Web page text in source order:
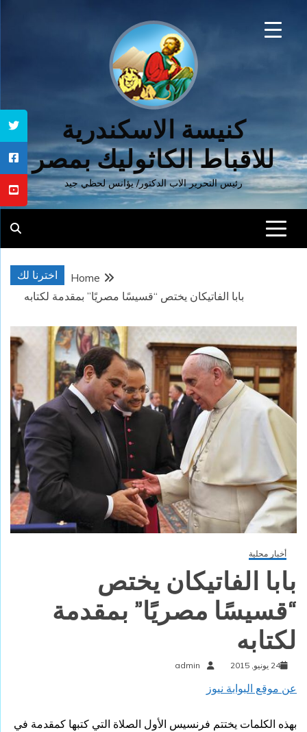
كنيسة الاسكندرية
للاقباط الكاثوليك بمصر
رئيس التحرير الاب الدكتور/ يؤانس لحظي جيد
اخترنا لك
Home
بابا الفاتيكان يختص “قسيسًا مصريًا” بمقدمة لكتابه
أخبار محلية
بابا الفاتيكان يختص
“قسيسًا مصريًا” بمقدمة
لكتابه
24 يونيو, 2015 admin
عن موقع البوابة نيوز
بهذه الكلمات يختتم فرنسيس الأول الصلاة التي كتبها كمقدمة في